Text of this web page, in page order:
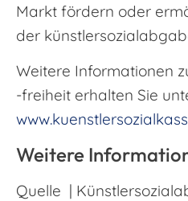
Markt fördern oder
der
Weitere Informationen
-freiheit erhalten Sie
Weitere
Quelle |